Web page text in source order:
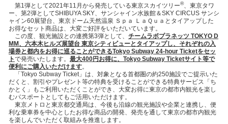
第1弾として2021年11月から発売している東京スカイツリー®、東京タワ
ー、第2弾としてSHIBUYA SKY、サンシャイン水族館＆SKY CIRCUS サンシ
ャイン60展望台、東京ドーム天然温泉 Ｓｐａ ＬａＱｕａとタイアップした
お得なセット商品は、大変ご好評をいただいています。
この度、観光施設との連携第3弾として、 チームラボプラネッツ TOKYO D
MM、六本木ヒルズ展望台 東京シティビューとタイアップし、それぞれの入
場券と都内をお得に巡ることができるTokyo Subway 24-hour Ticketをセッ
トで発売いたします。 最大400円お得に、Tokyo Subway Ticketサイト等で
便利にご購入いただけます。
「Tokyo Subway Ticket」は、対象となる首都圏の約250施設でご提示いた
だくと、割引やプレゼント等の特典を受けることができる特典サービス「ち
かとく」もご利用いただくことができ、大変お得に東京の都市内観光を楽し
むパスポートとしてもご活用いただけます。
東京メトロと東京都交通局は、今後も沿線の観光施設や企業と連携し、便
利な乗車券を中心としたお得な商品の開発、発売を通して東京の都市内観光
を楽しんでいただく取組みを推進します。